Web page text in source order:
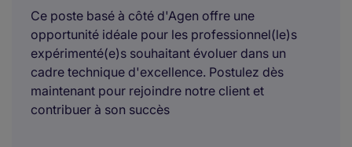
Ce poste basé à côté d'Agen offre une
opportunité idéale pour les professionnel(le)s
expérimenté(e)s souhaitant évoluer dans un
cadre technique d'excellence. Postulez dès
maintenant pour rejoindre notre client et
contribuer à son succès